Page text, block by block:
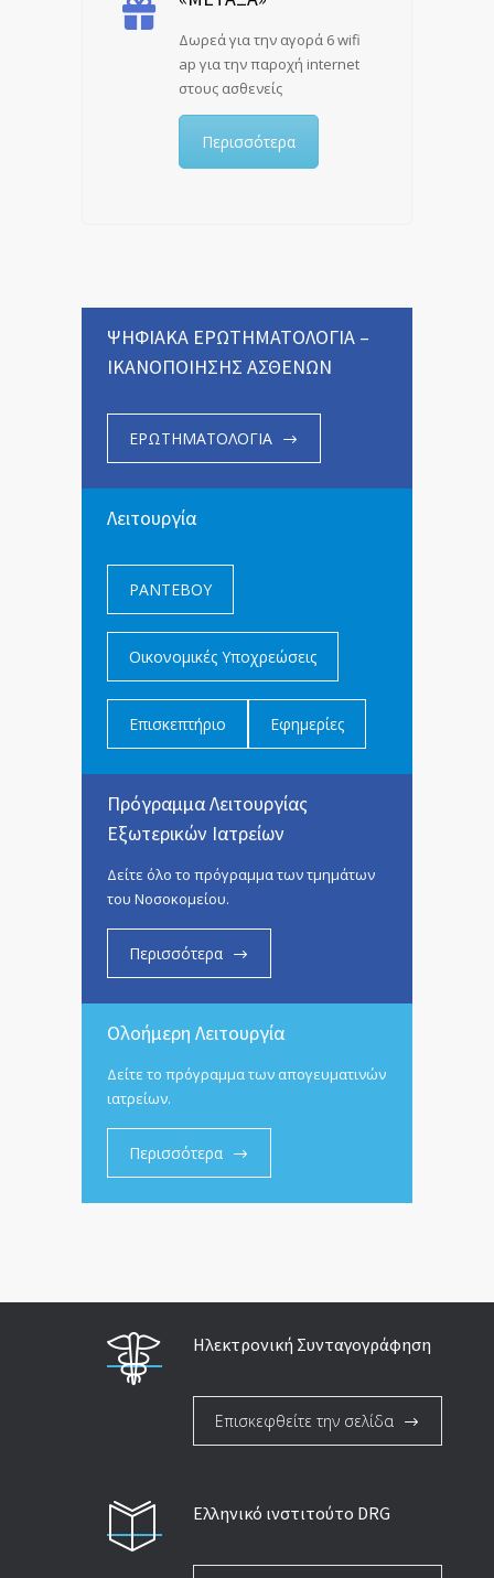
Δωρεά για την αγορά 6 wifi
ap για την παροχή internet
στους ασθενείς
Περισσότερα
ΨΗΦΙΑΚΑ ΕΡΩΤΗΜΑΤΟΛΟΓΙΑ –
ΙΚΑΝΟΠΟΙΗΣΗΣ ΑΣΘΕΝΩΝ
ΕΡΩΤΗΜΑΤΟΛΟΓΙΑ
Λειτουργία
ΡΑΝΤΕΒΟΥ
Οικονομικές Υποχρεώσεις
Επισκεπτήριο Εφημερίες
Πρόγραμμα Λειτουργίας
Εξωτερικών Ιατρείων
Δείτε όλο το πρόγραμμα των τμημάτων
του Νοσοκομείου.
Περισσότερα
Ολοήμερη Λειτουργία
Δείτε το πρόγραμμα των απογευματινών
ιατρείων.
Περισσότερα
Ηλεκτρονική Συνταγογράφηση
Επισκεφθείτε την σελίδα
Ελληνικό ινστιτούτο DRG